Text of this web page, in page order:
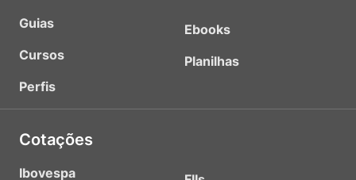
Guias
Cursos
Perfis
Ebooks
Planilhas
Cotações
Ibovespa